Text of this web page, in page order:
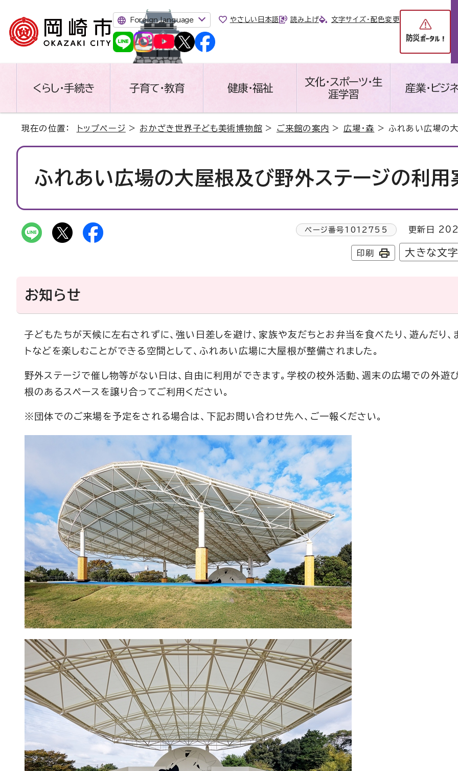
Foreign language やさしい日本語 読み上げ 文字サイズ・配色変更
くらし・手続き 子育て・教育 健康・福祉
文化・スポーツ・生
涯学習
産業・ビジ
現在の位置： トップページ > おかざき世界子ども美術博物館 > ご来館の案内 > 広場・森 > ふれあい広場の
ふれあい広場の大屋根及び野外ステージの利用
ページ番号 1012755 更新日
印刷 大きな文
お知らせ
子どもたちが天候に左右されずに、強い日差しを避け、家族や友だちとお弁当を食べたり、遊んだり、
トなどを楽しむことができる空間として、ふれあい広場に大屋根が整備されました。
野外ステージで催し物等がない日は、自由に利用ができます。学校の校外活動、週末の広場での外遊
根のあるスペースを譲り合ってご利用ください。
※団体でのご来場を予定をされる場合は、下記お問い合わせ先へ、ご一報ください。